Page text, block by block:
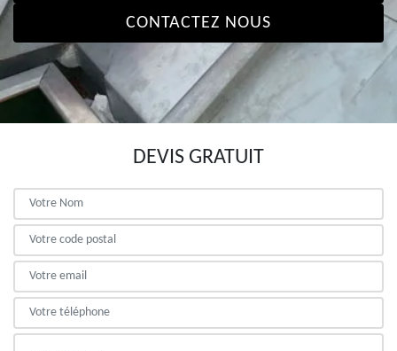
CONTACTEZ NOUS
DEVIS GRATUIT